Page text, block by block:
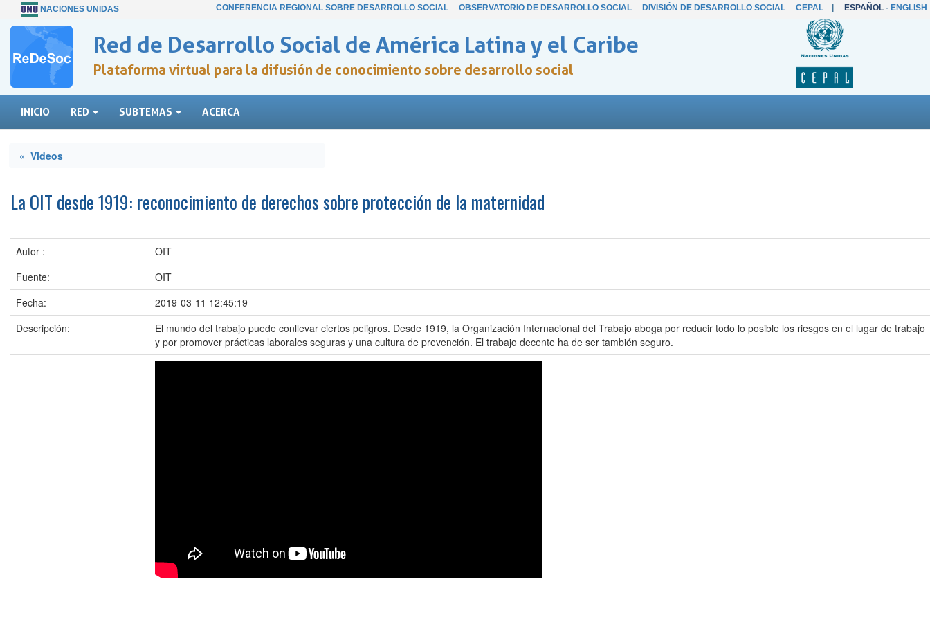
NACIONES UNIDAS CONFERENCIA REGIONAL SOBRE DESARROLLO SOCIAL OBSERVATORIO DE DESARROLLO SOCIAL DIVISIÓN DE DESARROLLO SOCIAL CEPAL| ESPAÑOL- ENGLISH
Red de Desarrollo Social de América Latina y el Caribe
Plataforma virtual para la difusión de conocimiento sobre desarrollo social
INICIO RED SUBTEMAS ACERCA
« Videos
La OIT desde 1919: reconocimiento de derechos sobre protección de la maternidad
Autor :
OIT
Fuente:
OIT
Fecha:
2019-03-11 12:45:19
Descripción:
El mundo del trabajo puede conllevar ciertos peligros. Desde 1919, la Organización Internacional del Trabajo aboga por reducir todo lo posible los riesgos en el lugar de trabajo
y por promover prácticas laborales seguras y una cultura de prevención. El trabajo decente ha de ser también seguro.